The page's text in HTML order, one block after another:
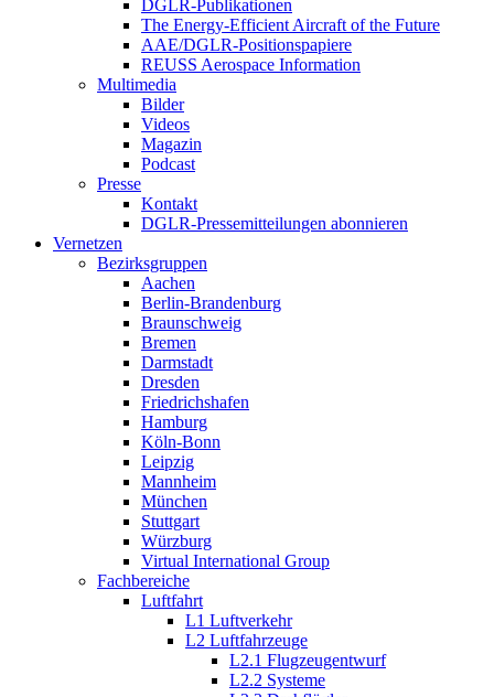
DGLR-Publikationen
The Energy-Efficient Aircraft of the Future
AAE/DGLR-Positionspapiere
REUSS Aerospace Information
Multimedia
Bilder
Videos
Magazin
Podcast
Presse
Kontakt
DGLR-Pressemitteilungen abonnieren
Vernetzen
Bezirksgruppen
Aachen
Berlin-Brandenburg
Braunschweig
Bremen
Darmstadt
Dresden
Friedrichshafen
Hamburg
Köln-Bonn
Leipzig
Mannheim
München
Stuttgart
Würzburg
Virtual International Group
Fachbereiche
Luftfahrt
L1 Luftverkehr
L2 Luftfahrzeuge
L2.1 Flugzeugentwurf
L2.2 Systeme